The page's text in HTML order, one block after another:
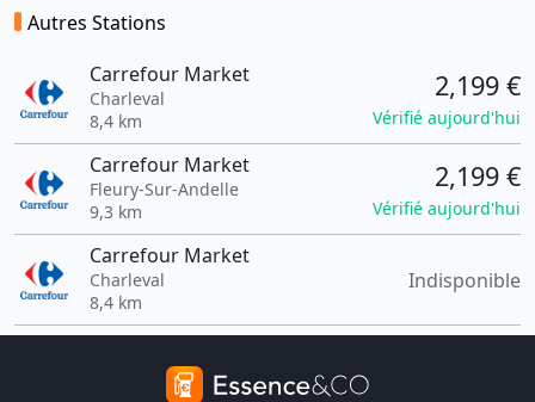
Autres Stations
Carrefour Market
Charleval
8,4 km
2,199 €
Vérifié aujourd'hui
Carrefour Market
Fleury-Sur-Andelle
9,3 km
2,199 €
Vérifié aujourd'hui
Carrefour Market
Charleval
8,4 km
Indisponible